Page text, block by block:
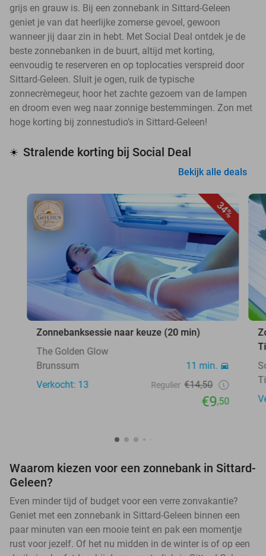
grijs en grauw is. Bij een zonnebank in Sittard-Geleen
geniet je van dat heerlijke zomerse gevoel, gewoon
wanneer jij daar zin in hebt. Met Social Deal ontdek je de
beste zonnebanken in de buurt, altijd met korting,
eenvoudig te reserveren en op toplocaties verspreid door
Sittard-Geleen. Sluit je ogen, ruik de typische
zonnecrèmegeur, hoor het zachte gezoem van de lampen
en droom even weg naar zonnige bestemmingen. Zon met
hoge korting bij zonnestudio’s in Sittard-Geleen!
☀️ Stralende korting bij Social Deal
Bekijk alle deals
34%
Zonnebanksessie naar keuze (20 min)
The Golden Glow
Brunssum
11 min.
Verkocht: 13
Regulier €14,50
€9,50
Waarom kiezen voor een zonnebank in Sittard-
Geleen?
Even minder tijd of budget voor een verre zonvakantie?
Geniet met een zonnebank in Sittard-Geleen binnen een
paar minuten van een mooie teint en pak een momentje
rust voor jezelf. Of het nu midden in de winter is of op een